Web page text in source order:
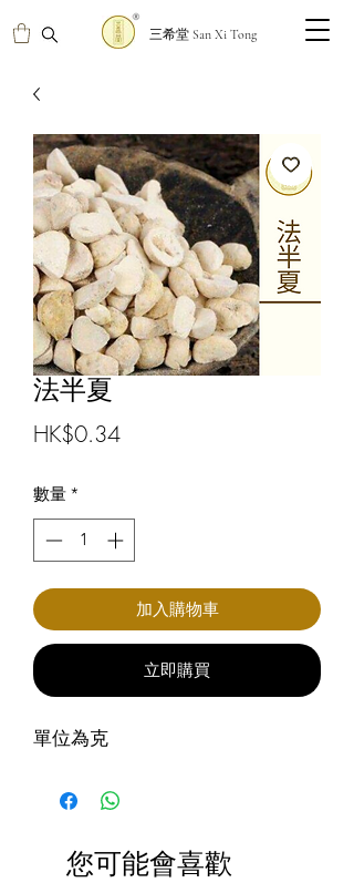
三希堂 San Xi Tong
法半夏
HK$0.34價
數量 *
加入購物車
立即購買
單位為克
您可能會喜歡